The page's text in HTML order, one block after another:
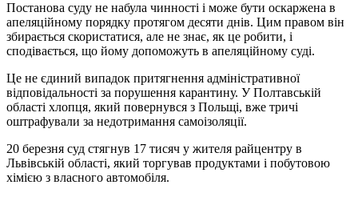
Постанова суду не набула чинності і може бути оскаржена в
апеляційному порядку протягом десяти днів. Цим правом він
збирається скористатися, але не знає, як це робити, і
сподівається, що йому допоможуть в апеляційному суді.
Це не єдиний випадок притягнення адміністративної
відповідальності за порушення карантину. У Полтавській
області хлопця, який повернувся з Польщі, вже тричі
оштрафували за недотримання самоізоляції.
20 березня суд стягнув 17 тисяч у жителя райцентру в
Львівській області, який торгував продуктами і побутовою
хімією з власного автомобіля.